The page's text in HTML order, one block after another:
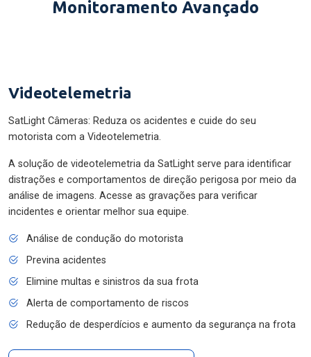
Monitoramento Avançado
Videotelemetria
SatLight Câmeras: Reduza os acidentes e cuide do seu
motorista com a Videotelemetria.
A solução de videotelemetria da SatLight serve para identificar
distrações e comportamentos de direção perigosa por meio da
análise de imagens. Acesse as gravações para verificar
incidentes e orientar melhor sua equipe.
Análise de condução do motorista
Previna acidentes
Elimine multas e sinistros da sua frota
Alerta de comportamento de riscos
Redução de desperdícios e aumento da segurança na frota